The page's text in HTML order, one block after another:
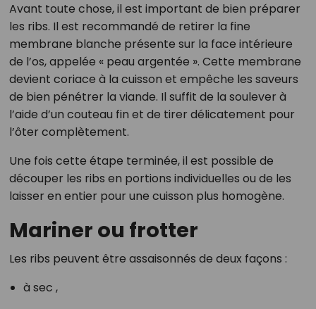
Avant toute chose, il est important de bien préparer
les ribs. Il est recommandé de retirer la fine
membrane blanche présente sur la face intérieure
de l’os, appelée « peau argentée ». Cette membrane
devient coriace à la cuisson et empêche les saveurs
de bien pénétrer la viande. Il suffit de la soulever à
l’aide d’un couteau fin et de tirer délicatement pour
l’ôter complètement.
Une fois cette étape terminée, il est possible de
découper les ribs en portions individuelles ou de les
laisser en entier pour une cuisson plus homogène.
Mariner ou frotter
Les ribs peuvent être assaisonnés de deux façons :
à sec ,